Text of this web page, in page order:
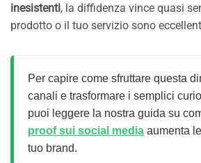
inesistenti, la diffidenza vince quasi
prodotto o il tuo servizio sono
Per capire come sfruttare questa
canali e trasformare i semplici
puoi leggere la nostra guida su
proof sui social media aumenta
tuo brand.